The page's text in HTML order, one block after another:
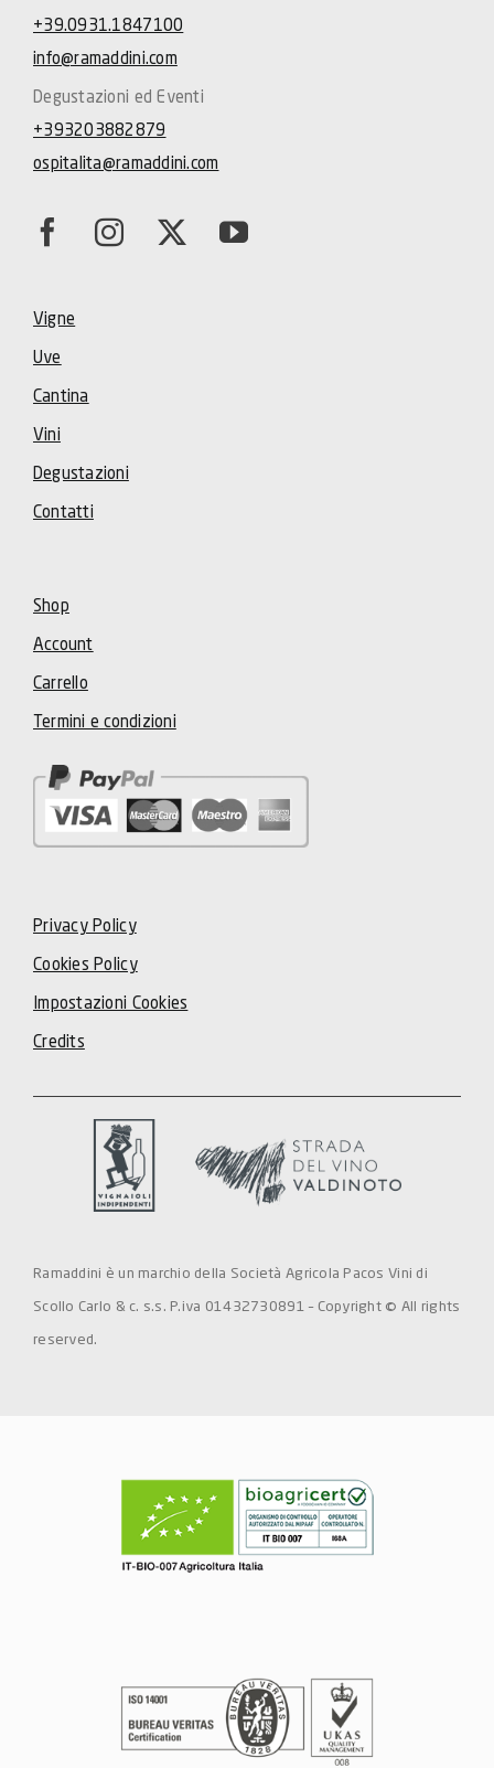
+39.0931.1847100
info@ramaddini.com
Degustazioni ed Eventi
+393203882879
ospitalita@ramaddini.com
Vigne
Uve
Cantina
Vini
Degustazioni
Contatti
Shop
Account
Carrello
Termini e condizioni
Privacy Policy
Cookies Policy
Impostazioni Cookies
Credits
Ramaddini è un marchio della Società Agricola Pacos Vini di
Scollo Carlo & c. s.s. P.iva 01432730891 – Copyright © All rights
reserved.